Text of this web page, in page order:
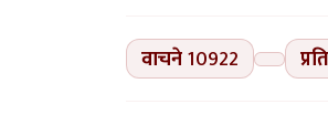
वाचने10922